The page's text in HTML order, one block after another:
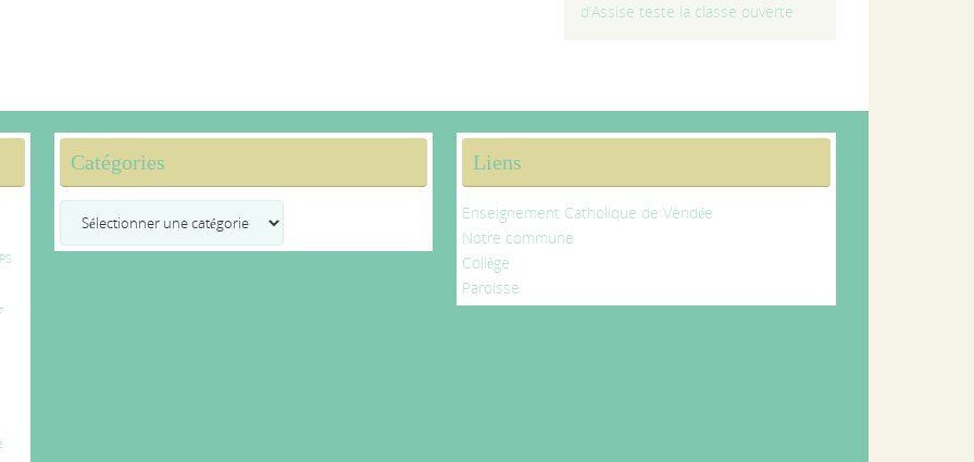
d’Assise teste la classe ouverte
Catégories Liens
Enseignement Catholique de Vendée
Notre commune
Collège
Paroisse